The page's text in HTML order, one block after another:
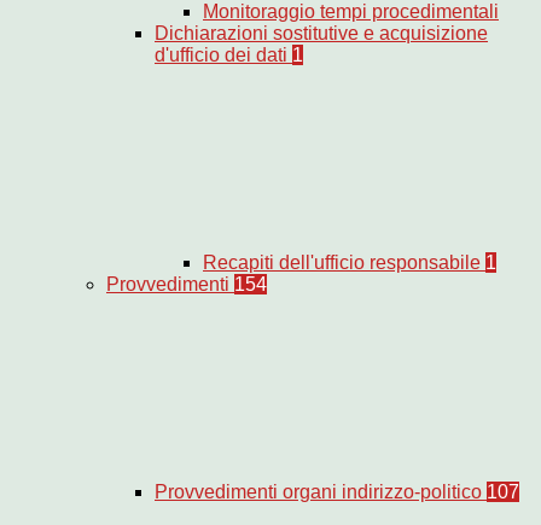
Monitoraggio tempi procedimentali
Dichiarazioni sostitutive e acquisizione
d'ufficio dei dati 1
Recapiti dell'ufficio responsabile 1
Provvedimenti 154
Provvedimenti organi indirizzo-politico 107